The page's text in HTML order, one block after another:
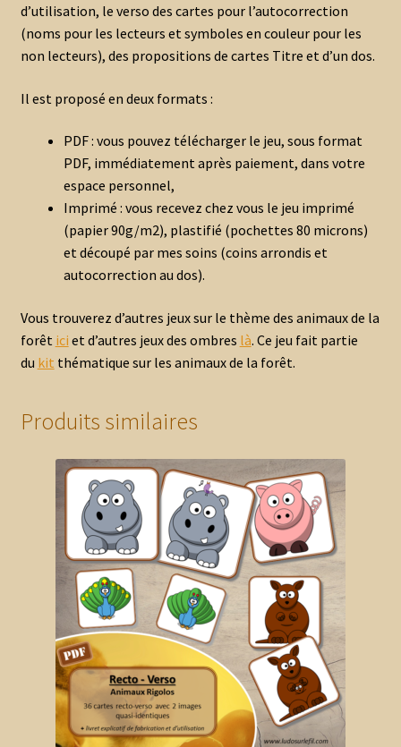
d’utilisation, le verso des cartes pour l’autocorrection
(noms pour les lecteurs et symboles en couleur pour les
non lecteurs), des propositions de cartes Titre et d’un dos.
Il est proposé en deux formats :
PDF : vous pouvez télécharger le jeu, sous format
PDF, immédiatement après paiement, dans votre
espace personnel,
Imprimé : vous recevez chez vous le jeu imprimé
(papier 90g/m2), plastifié (pochettes 80 microns)
et découpé par mes soins (coins arrondis et
autocorrection au dos).
Vous trouverez d’autres jeux sur le thème des animaux de la
forêt ici et d’autres jeux des ombres là. Ce jeu fait partie
du kit thématique sur les animaux de la forêt.
Produits similaires